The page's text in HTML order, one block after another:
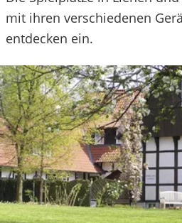
mit ihren verschiedenen
entdecken ein.